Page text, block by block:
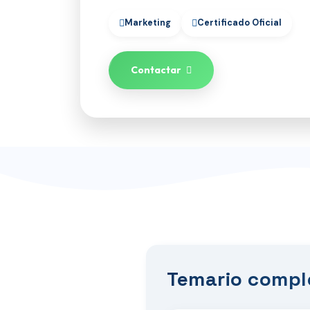
Marketing Certificado Oficial
Contactar
Temario